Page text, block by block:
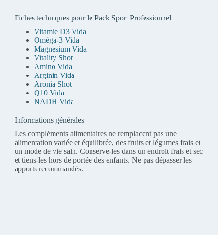
Fiches techniques pour le Pack Sport Professionnel
Vitamie D3 Vida
Oméga-3 Vida
Magnesium Vida
Vitality Shot
Amino Vida
Arginin Vida
Aronia Shot
Q10 Vida
NADH Vida
Informations générales
Les compléments alimentaires ne remplacent pas une
alimentation variée et équilibrée, des fruits et légumes frais et
un mode de vie sain. Conserve-les dans un endroit frais et sec
et tiens-les hors de portée des enfants. Ne pas dépasser les
apports recommandés.